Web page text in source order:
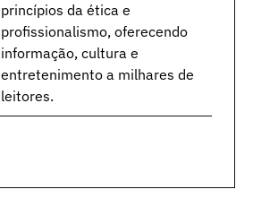
princípios da ética e
profissionalismo, oferecendo
informação, cultura e
entretenimento a milhares de
leitores.